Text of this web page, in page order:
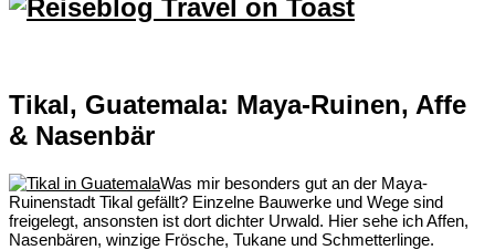
Tikal, Guatemala: Maya-Ruinen, Affe
& Nasenbär
Was mir besonders gut an der Maya-
Ruinenstadt Tikal gefällt? Einzelne Bauwerke und Wege sind
freigelegt, ansonsten ist dort dichter Urwald. Hier sehe ich Affen,
Nasenbären, winzige Frösche, Tukane und Schmetterlinge.